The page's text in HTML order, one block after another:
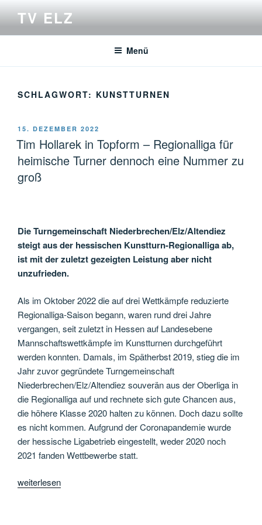
springen
TV ELZ
Menü
SCHLAGWORT: KUNSTTURNEN
VERÖFFENTLICHT
AM
15. DEZEMBER 2022
Tim Hollarek in Topform – Regionalliga für
heimische Turner dennoch eine Nummer zu
groß
Die Turngemeinschaft Niederbrechen/Elz/Altendiez
steigt aus der hessischen Kunstturn-Regionalliga ab,
ist mit der zuletzt gezeigten Leistung aber nicht
unzufrieden.
Als im Oktober 2022 die auf drei Wettkämpfe reduzierte
Regionalliga-Saison begann, waren rund drei Jahre
vergangen, seit zuletzt in Hessen auf Landesebene
Mannschaftswettkämpfe im Kunstturnen durchgeführt
werden konnten. Damals, im Spätherbst 2019, stieg die im
Jahr zuvor gegründete Turngemeinschaft
Niederbrechen/Elz/Altendiez souverän aus der Oberliga in
die Regionalliga auf und rechnete sich gute Chancen aus,
die höhere Klasse 2020 halten zu können. Doch dazu sollte
es nicht kommen. Aufgrund der Coronapandemie wurde
der hessische Ligabetrieb eingestellt, weder 2020 noch
2021 fanden Wettbewerbe statt.
„Tim
weiterlesen